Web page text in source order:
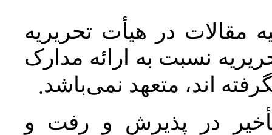
مقالات در هیأت تحریریه
نسبت به ارائه مدارک
اند، متعهد نمی‌باشد.
در پذیرش و رفت و